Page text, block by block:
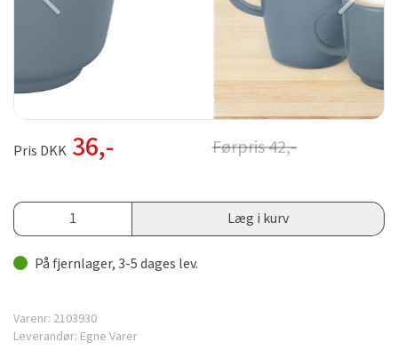
Pris DKK 36,- Førpris42,-
Læg i kurv
På fjernlager, 3-5 dages lev.
Varenr: 2103930
Leverandør: Egne Varer